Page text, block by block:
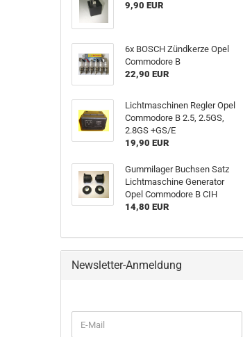
9,90 EUR
6x BOSCH Zündkerze Opel
Commodore B
22,90 EUR
Lichtmaschinen Regler Opel
Commodore B 2.5, 2.5GS,
2.8GS +GS/E
19,90 EUR
Gummilager Buchsen Satz
Lichtmaschine Generator
Opel Commodore B CIH
14,80 EUR
Newsletter-Anmeldung